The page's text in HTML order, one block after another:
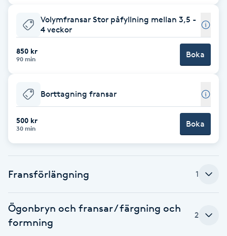
Extensions
Extensions borttagning
Eyeliner-tatuering
Face framing
Faceliftmassage
Fettreducering
Fibromassage
Volymfransar Stor påfyllning mellan 3,5 -
4 veckor
850 kr
90 min Boka
Borttagning fransar
500 kr
30 min Boka
Fransförlängning 1
Ögonbryn och fransar / färgning och
formning
2